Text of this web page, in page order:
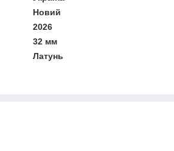
Новий
2026
32 мм
Латунь